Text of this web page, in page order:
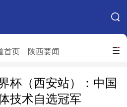
搜索
首页 陕西要闻
站地图
河北 山西
（西安站）：中国
技术自选冠军